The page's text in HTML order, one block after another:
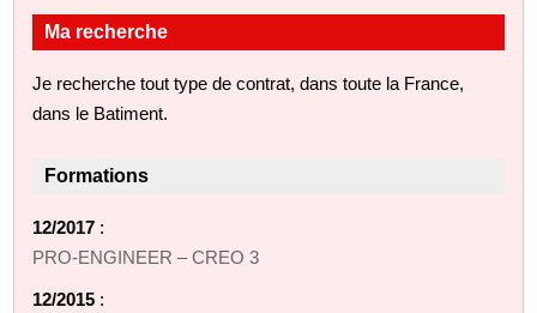
Ma recherche
Je recherche tout type de contrat, dans toute la France,
dans le Batiment.
Formations
12/2017 :
PRO-ENGINEER – CREO 3
12/2015 :